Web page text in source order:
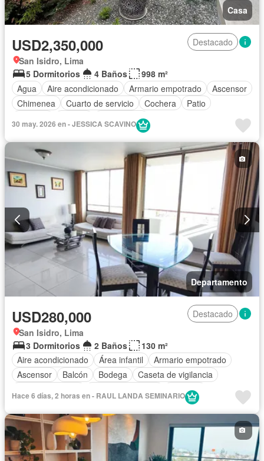
Casa
USD2,350,000
Destacado
San Isidro, Lima
5 Dormitorios
4 Baños
998 m²
Agua
Aire acondicionado Armario empotrado
Ascensor
Chimenea
Cuarto de servicio Cochera
Patio
Sin amoblar
30 may. 2026 en - JESSICA SCAVINO
Departamento
USD280,000
Destacado
San Isidro, Lima
3 Dormitorios
2 Baños
130 m²
Aire acondicionado
Área infantil
Armario empotrado
Ascensor
Balcón Bodega
Caseta de vigilancia
Cochera
Vigilante
Sauna
Seguridad Vista panorámica
Hace 6 días, 2 horas en - RAUL LANDA SEMINARIO